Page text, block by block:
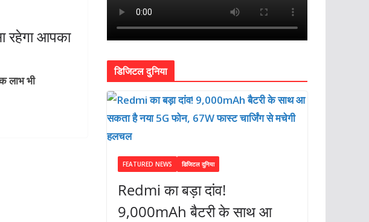
रहेगा आपका
लाभ भी
डिजिटल दुनिया
FEATURED NEWS डिजिटल दुनिया
Redmi का बड़ा दांव!
9,000mAh बैटरी के साथ आ